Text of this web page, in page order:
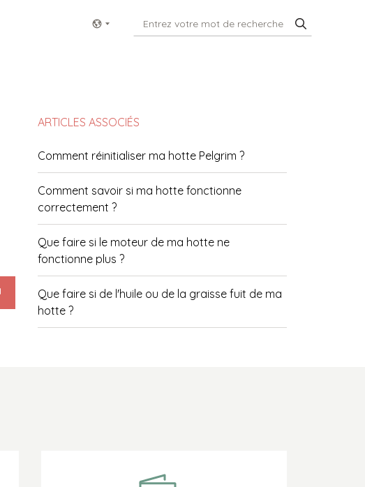
Show menu
ARTICLES ASSOCIÉS
Comment réinitialiser ma hotte Pelgrim ?
Comment savoir si ma hotte fonctionne
correctement ?
Que faire si le moteur de ma hotte ne
fonctionne plus ?
Que faire si de l'huile ou de la graisse fuit de ma
hotte ?